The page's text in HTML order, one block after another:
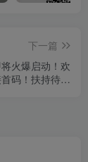
下一篇
火爆启动！欢
码！扶持待遇